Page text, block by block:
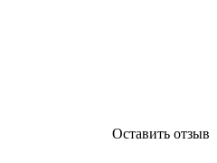
Оставить отзыв